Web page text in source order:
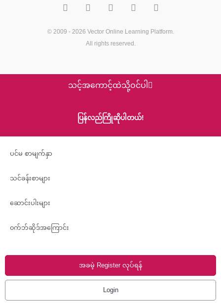
c
o
i
e
r
u
b
e
d
m
n
r
© 2009 - 2026 Vector Online Learning Platform.
All rights reserved.
သင့်အကောင့်ထဲသို့ဝင်ပါ
ပြန်လည်ကြိုဆိုပါတယ်!
ပင်မ စာမျက်နှာ
သင်ခန်းစာများ
ဆောင်းပါးများ
၀က်ဘ်ဆိုဒ်အကြောင်း
အခမဲ့ Register လုပ်ရန်
Login